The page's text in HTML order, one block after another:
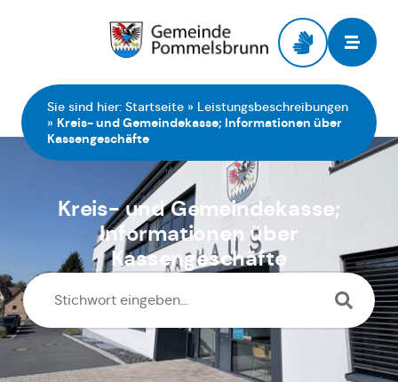
Sie sind hier: Startseite » Leistungsbeschreibungen
» Kreis- und Gemeindekasse; Informationen über
Kassengeschäfte
Kreis- und Gemeindekasse;
Informationen über
Kassengeschäfte